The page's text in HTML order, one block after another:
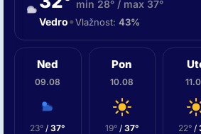
min 28° / max 37°
Vedro•Vlažnost: 43%
Ned
09.08
23° /37°
Pon
10.08
19°/ 37° 22°/